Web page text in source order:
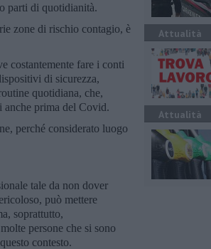
parti di quotidianità.
zone di rischio contagio, è
costantemente fare i conti
di sicurezza,
quotidiana, che,
anche prima del Covid.
perché considerato luogo
tale da non dover
può mettere
soprattutto,
persone che si sono
contesto.
Attualità
Attualità